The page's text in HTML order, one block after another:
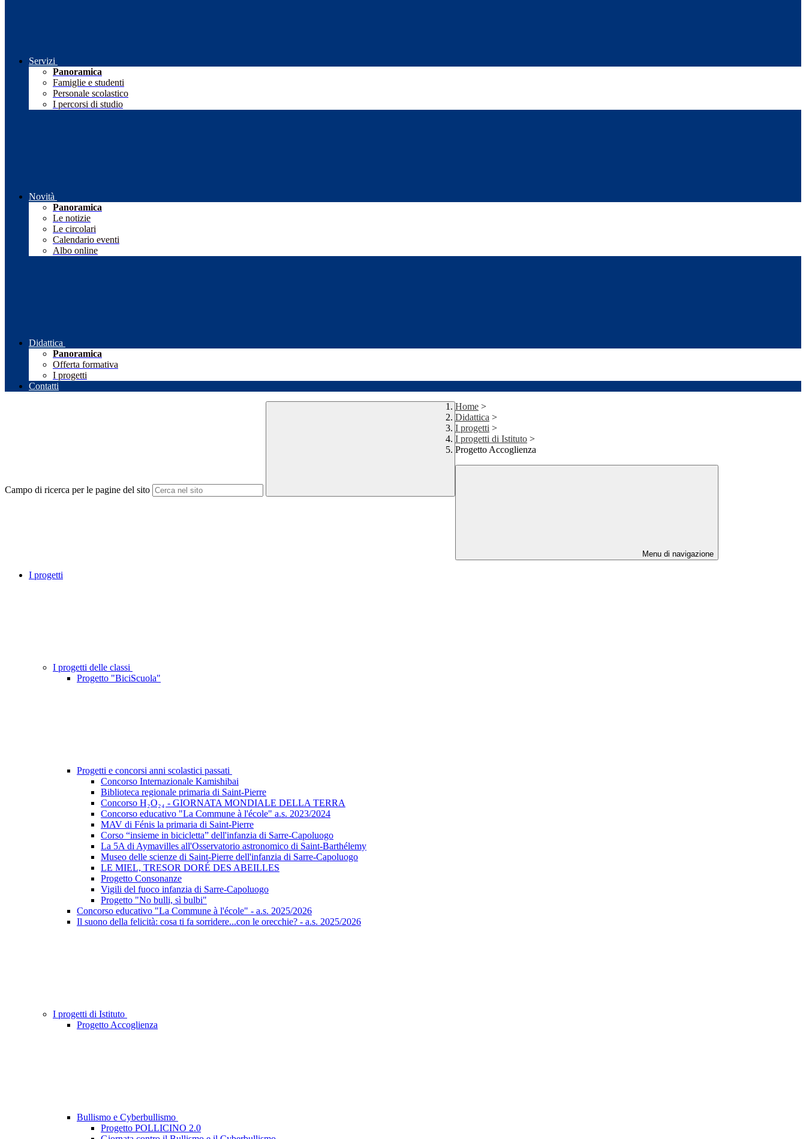
Servizi
Panoramica
Famiglie e studenti
Personale scolastico
I percorsi di studio
Novità
Panoramica
Le notizie
Le circolari
Calendario eventi
Albo online
Didattica
Panoramica
Offerta formativa
I progetti
Contatti
Campo di ricerca per le pagine del sito
Home >
Didattica >
I progetti >
I progetti di Istituto >
Progetto Accoglienza
Menu di navigazione
I progetti
I progetti delle classi
Progetto "BiciScuola"
Progetti e concorsi anni scolastici passati
Concorso Internazionale Kamishibai
Biblioteca regionale primaria di Saint-Pierre
Concorso H₂O₂₄ - GIORNATA MONDIALE DELLA TERRA
Concorso educativo "La Commune à l'école" a.s. 2023/2024
MAV di Fénis la primaria di Saint-Pierre
Corso “insieme in bicicletta” dell'infanzia di Sarre-Capoluogo
La 5A di Aymavilles all'Osservatorio astronomico di Saint-Barthélemy
Museo delle scienze di Saint-Pierre dell'infanzia di Sarre-Capoluogo
LE MIEL, TRESOR DORÉ DES ABEILLES
Progetto Consonanze
Vigili del fuoco infanzia di Sarre-Capoluogo
Progetto "No bulli, sì bulbi"
Concorso educativo "La Commune à l'école" - a.s. 2025/2026
Il suono della felicità: cosa ti fa sorridere...con le orecchie? - a.s. 2025/2026
I progetti di Istituto
Progetto Accoglienza
Bullismo e Cyberbullismo
Progetto POLLICINO 2.0